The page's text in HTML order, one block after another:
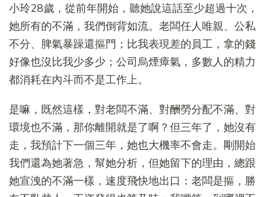
小玲28歲，從前年開始，聽她說這話至少超過十次，
她所有的不滿，我們倒背如流。老闆任人唯親、公私
不分、脾氣暴躁還摳門；比我表現差的員工，拿的錢
好像也沒比我少多少；公司烏煙瘴氣，多數人的精力
都消耗在內斗而不是工作上。
是嘛，既然這樣，對老闆不滿、對酬勞分配不滿、對
環境也不滿，那你離開就是了啊？但三年了，她沒有
走，我預計下一個三年，她也大機率不會走。剛開始
我們還為她著急，幫她分析，但她留下的理由，總跟
她宣洩的不滿一樣，速度飛快地出口：老闆是摳，勝